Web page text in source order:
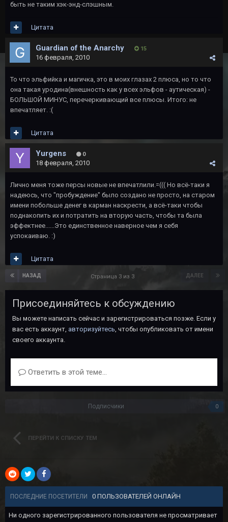
быть не таким хэк-энд-слэшным.
Цитата
Guardian of the Anarchy 15
16 февраля, 2010
То что эльфийка и магичка, это в моих глазах 2 плюса, но то что
она такая уродина(внешность как у всех эльфов - аутическая) -
БОЛЬШОЙ МИНУС, перечеркивающий все плюсы. Итого: не
впечатляет. :(
Цитата
Yurgens 0
18 февраля, 2010
Лично меня тоже персы новые не впечатлили.=((( Но всё-таки я
надеюсь, что "пробуждение" было создано не просто, на старом
имени побольше денег в карман наскрести, а всё-таки чтобы
поднакопить их и потратить на вторую часть, чтобы та была
эффектнее......Это единственное наверное чем я себя
успокаиваю. :)
Цитата
НАЗАД ДАЛЕЕ
Страница 3 из 3
Присоединяйтесь к обсуждению
Вы можете написать сейчас и зарегистрироваться позже. Если у
вас есть аккаунт, авторизуйтесь, чтобы опубликовать от имени
своего аккаунта.
Ответить в этой теме...
Подписчики 0
ПЕРЕЙТИ К СПИСКУ ТЕМ
ПОСЛЕДНИЕ ПОСЕТИТЕЛИ 0 ПОЛЬЗОВАТЕЛЕЙ ОНЛАЙН
Ни одного зарегистрированного пользователя не просматривает